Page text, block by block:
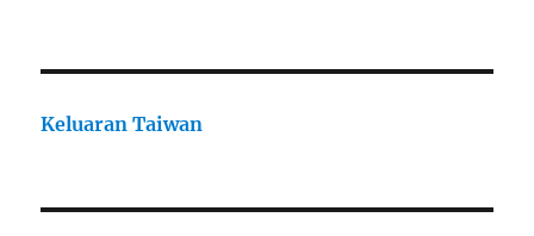
Keluaran Taiwan